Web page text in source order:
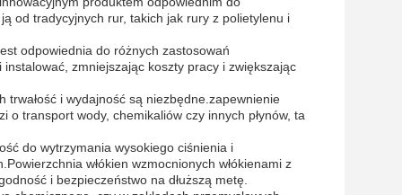
od tradycyjnych rur, takich jak rury z polietylenu i
odpowiednia do różnych zastosowań
instalować, zmniejszając koszty pracy i zwiększając
i wydajność są niezbędne.zapewnienie
transport wody, chemikaliów czy innych płynów, ta
do wytrzymania wysokiego ciśnienia i
włókien wzmocnionych włókienami z
i bezpieczeństwo na dłuższą metę.